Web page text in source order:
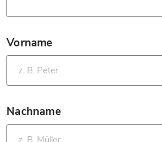
Vorname
*
Nachname
*